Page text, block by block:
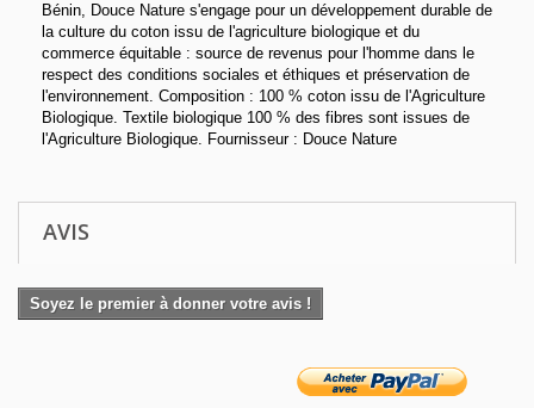
Bénin, Douce Nature s'engage pour un développement durable de
la culture du coton issu de l'agriculture biologique et du
commerce équitable : source de revenus pour l'homme dans le
respect des conditions sociales et éthiques et préservation de
l'environnement. Composition : 100 % coton issu de l'Agriculture
Biologique. Textile biologique 100 % des fibres sont issues de
l'Agriculture Biologique. Fournisseur : Douce Nature
AVIS
Soyez le premier à donner votre avis !